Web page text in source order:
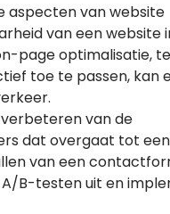
aspecten van website
van een website
page optimalisatie,
toe te passen, kan
van de
dat overgaat tot
van een
B-testen uit en